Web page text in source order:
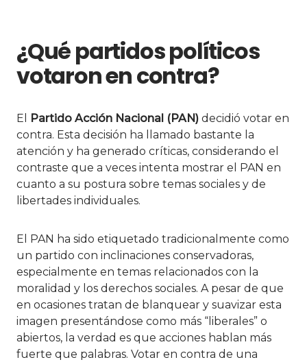
¿Qué partidos políticos
votaron en contra?
El Partido Acción Nacional (PAN) decidió votar en
contra. Esta decisión ha llamado bastante la
atención y ha generado críticas, considerando el
contraste que a veces intenta mostrar el PAN en
cuanto a su postura sobre temas sociales y de
libertades individuales.
El PAN ha sido etiquetado tradicionalmente como
un partido con inclinaciones conservadoras,
especialmente en temas relacionados con la
moralidad y los derechos sociales. A pesar de que
en ocasiones tratan de blanquear y suavizar esta
imagen presentándose como más “liberales” o
abiertos, la verdad es que acciones hablan más
fuerte que palabras. Votar en contra de una